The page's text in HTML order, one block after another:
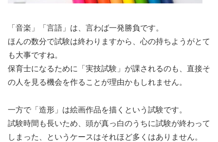
「音楽」「言語」は、言わば一発勝負です。
ほんの数分で試験は終わりますから、心の持ちようがとて
も大事ですね。
保育士になるために「実技試験」が課されるのも、直接そ
の人を見る機会を作ることが理由かもしれません。
一方で「造形」は絵画作品を描くという試験です。
試験時間も長いため、頭が真っ白のうちに試験が終わって
しまった、というケースはそれほど多くはありません。